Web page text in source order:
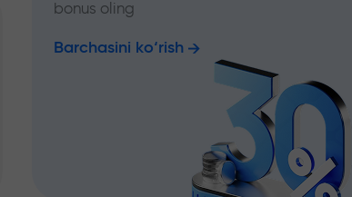
bonus oling
Barchasini ko‘rish